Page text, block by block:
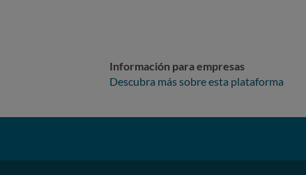
Información para empresas
Descubra más sobre esta plataforma